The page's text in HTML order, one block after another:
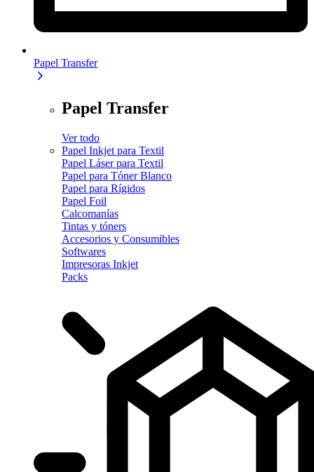
Papel Transfer
Papel Transfer
Ver todo
Papel Inkjet para Textil
Papel Láser para Textil
Papel para Tóner Blanco
Papel para Rígidos
Papel Foil
Calcomanías
Tintas y tóners
Accesorios y Consumibles
Softwares
Impresoras Inkjet
Packs